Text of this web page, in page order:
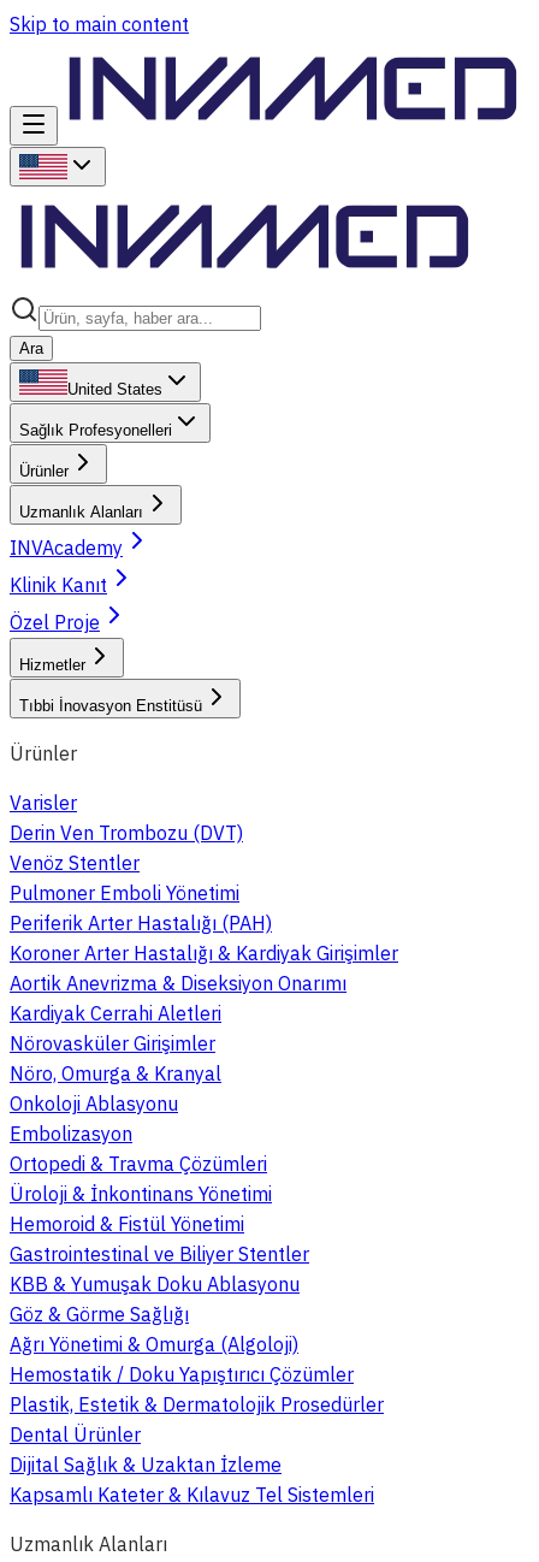
Skip to main content
Ara
United States
Sağlık Profesyonelleri
Ürünler
Uzmanlık Alanları
INVAcademy
Klinik Kanıt
Özel Proje
Hizmetler
Tıbbi İnovasyon Enstitüsü
Ürünler
Varisler
Derin Ven Trombozu (DVT)
Venöz Stentler
Pulmoner Emboli Yönetimi
Periferik Arter Hastalığı (PAH)
Koroner Arter Hastalığı & Kardiyak Girişimler
Aortik Anevrizma & Diseksiyon Onarımı
Kardiyak Cerrahi Aletleri
Nörovasküler Girişimler
Nöro, Omurga & Kranyal
Onkoloji Ablasyonu
Embolizasyon
Ortopedi & Travma Çözümleri
Üroloji & İnkontinans Yönetimi
Hemoroid & Fistül Yönetimi
Gastrointestinal ve Biliyer Stentler
KBB & Yumuşak Doku Ablasyonu
Göz & Görme Sağlığı
Ağrı Yönetimi & Omurga (Algoloji)
Hemostatik / Doku Yapıştırıcı Çözümler
Plastik, Estetik & Dermatolojik Prosedürler
Dental Ürünler
Dijital Sağlık & Uzaktan İzleme
Kapsamlı Kateter & Kılavuz Tel Sistemleri
Uzmanlık Alanları